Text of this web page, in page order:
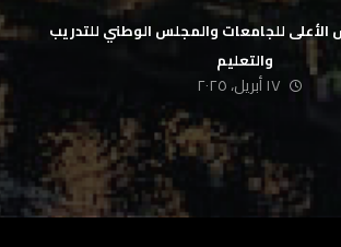
الأعلى للجامعات والمجلس الوطني للتدريب
والتعليم
١٧ أبريل، ٢٠٢٥